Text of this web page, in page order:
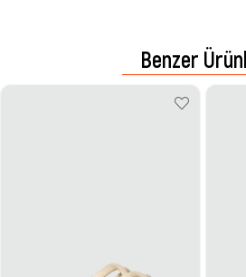
Benzer